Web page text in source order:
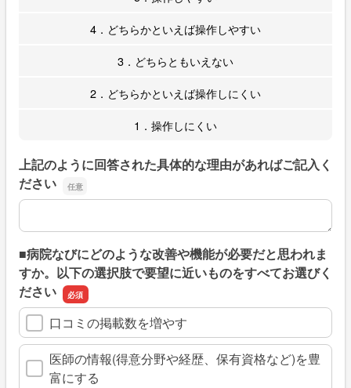
4．どちらかといえば操作しやすい
3．どちらともいえない
2．どちらかといえば操作しにくい
1．操作しにくい
上記のように回答された具体的な理由があればご記入く
ださい
上記のように回答された具体的な理由があればご記入くだ
■病院なびにどのような改善や機能が必要だと思われま
すか。以下の選択肢で要望に近いものをすべてお選びく
ださい
口コミの掲載数を増やす
医師の情報(得意分野や経歴、保有資格など)を豊
富にする